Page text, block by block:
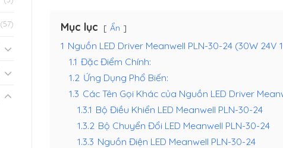
(57) Mục lục Ẩn
1 Nguồn LED Driver Meanwell PLN-30-24 (30W
1.1 Đặc Điểm Chính:
1.2 Ứng Dụng Phổ Biến:
1.3 Các Tên Gọi Khác của Nguồn LED Driver
1.3.1 Bộ Điều Khiển LED Meanwell PLN-30-24
1.3.2 Bộ Chuyển Đổi LED Meanwell PLN-30-24
1.3.3 Nguồn Điện LED Meanwell PLN-30-24